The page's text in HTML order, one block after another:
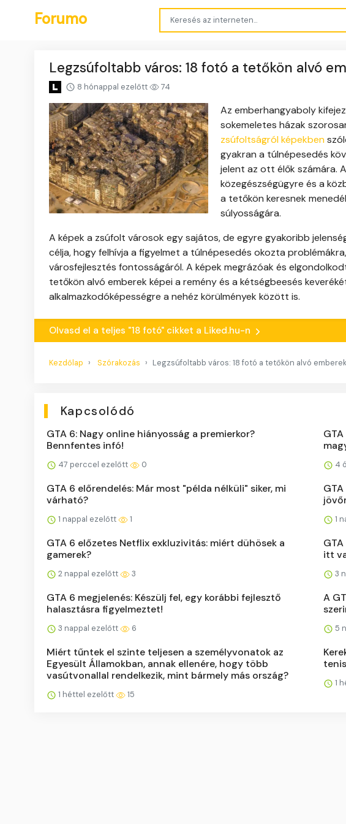
Forumo
Legzsúfoltabb város: 18 fotó a tetőkön alvó
8 hónappal ezelőtt 74
Az emberhangyaboly
sokemeletes házak
zsúfoltságról képekben
gyakran a túlnépesedés
jelent az ott élők számára.
közegészségügyre és a
a tetőkön keresnek
súlyosságára.
A képek a zsúfolt városok egy sajátos, de egyre gyakoribb
célja, hogy felhívja a figyelmet a túlnépesedés okozta
városfejlesztés fontosságáról. A képek megrázóak és
tetőkön alvó emberek képei a remény és a kétségbeesés
alkalmazkodóképességre a nehéz körülmények között is.
Olvasd el a teljes "18 fotó" cikket a Liked.hu-n
Kezdőlap Szórakozás Legzsúfoltabb város: 18 fotó a tetőkön alvó
Kapcsolódó
GTA 6: Nagy online hiányosság a premierkor?
Bennfentes infó!
47 perccel ezelőtt 0 4
GTA 6 előrendelés: Már most "példa nélküli" siker, mi
várható?
1 nappal ezelőtt 1 1
GTA 6 előzetes Netflix exkluzivitás: miért dühösek a
gamerek?
2 nappal ezelőtt 3
itt
3
GTA 6 megjelenés: Készülj fel, egy korábbi fejlesztő
halasztásra figyelmeztet!
3 nappal ezelőtt 6
A
5
Miért tűntek el szinte teljesen a személyvonatok az
Egyesült Államokban, annak ellenére, hogy több
vasútvonallal rendelkezik, mint bármely más ország?
1 héttel ezelőtt 15
1